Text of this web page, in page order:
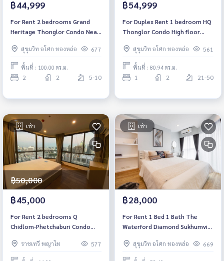
฿44,999
For Rent 2 bedrooms Grand
Heritage Thonglor Condo Near
in
สุขุมวิท อโศก ทองหล่อ 677
พื้นที่ : 100.00 ตร.ม.
2 2 5-10
฿54,999
For Duplex Rent 1 bedroom HQ
Thonglor Condo High floor
furnished Ready to move in
สุขุมวิท อโศก ทองหล่อ 561
พื้นที่ : 80.94 ตร.ม.
1 2 21-50
เช่า
฿50,000
฿45,000
For Rent 2 bedrooms Q
Chidlom-Phetchaburi Condo
Fully furnished Ready to move
in
ราชเทวี พญาไท 577
เช่า
฿28,000
For Rent 1 Bed 1 Bath The
Waterford Diamond Sukhumvit
Phromphong Fully furnished
Ready to move in
สุขุมวิท อโศก ทองหล่อ 669